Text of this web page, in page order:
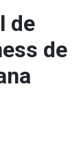
de
de